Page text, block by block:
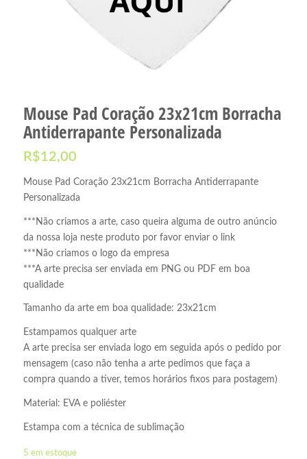
Mouse Pad Coração 23x21cm Borracha
Antiderrapante Personalizada
R$12,00
Mouse Pad Coração 23x21cm Borracha Antiderrapante
Personalizada
***Não criamos a arte, caso queira alguma de outro anúncio
da nossa loja neste produto por favor enviar o link
***Não criamos o logo da empresa
***A arte precisa ser enviada em PNG ou PDF em boa
qualidade
Tamanho da arte em boa qualidade: 23x21cm
Estampamos qualquer arte
A arte precisa ser enviada logo em seguida após o pedido por
mensagem (caso não tenha a arte pedimos que faça a
compra quando a tiver, temos horários fixos para postagem)
Material: EVA e poliéster
Estampa com a técnica de sublimação
5 em estoque